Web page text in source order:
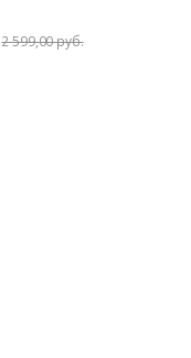
2 599,00 руб.